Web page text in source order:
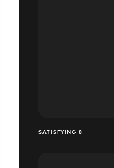
SATISFYING 8